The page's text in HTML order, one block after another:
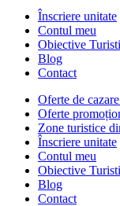
Înscriere unitate
Contul meu
Obiective
Blog
Contact
Oferte de
Oferte
Zone turistice
Înscriere unitate
Contul meu
Obiective
Blog
Contact